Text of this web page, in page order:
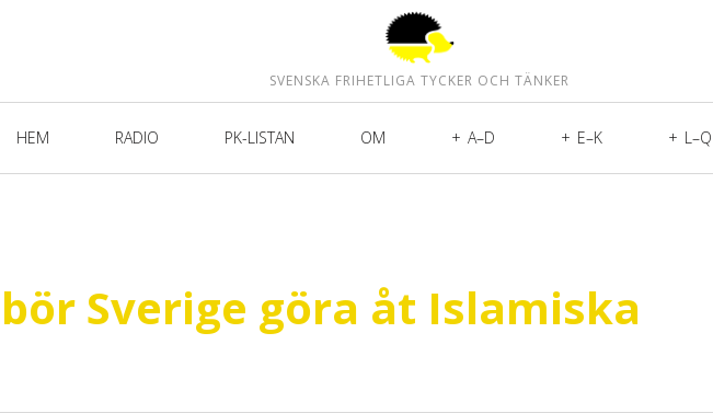
SVENSKA FRIHETLIGA TYCKER OCH TÄNKER
HEM RADIO PK-LISTAN OM A–D E–K L–Q
Sverige göra åt Islamiska